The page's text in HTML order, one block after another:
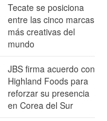
Tecate se posiciona
entre las cinco marcas
más creativas del
mundo
JBS firma acuerdo con
Highland Foods para
reforzar su presencia
en Corea del Sur